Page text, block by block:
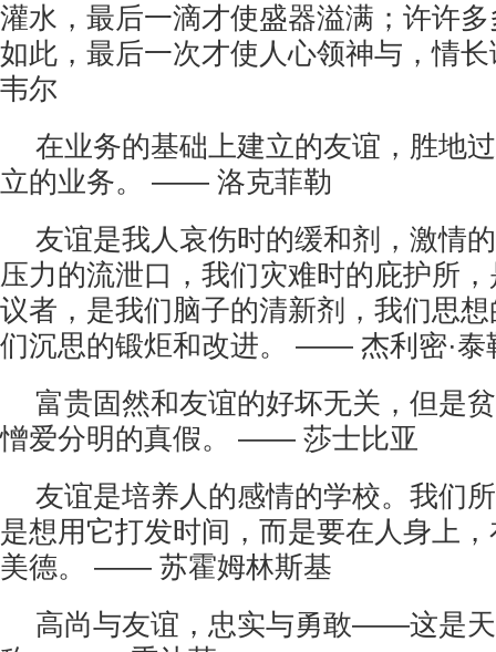
灌水，最后一滴才使盛器溢满；许许
如此，最后一次才使人心领神与，情
韦尔
在业务的基础上建立的友谊，胜地
立的业务。 —— 洛克菲勒
友谊是我人哀伤时的缓和剂，激情
压力的流泄口，我们灾难时的庇护所
议者，是我们脑子的清新剂，我们思
们沉思的锻炬和改进。 —— 杰利密·泰
富贵固然和友谊的好坏无关，但是
憎爱分明的真假。 —— 莎士比亚
友谊是培养人的感情的学校。我们
是想用它打发时间，而是要在人身上
美德。 —— 苏霍姆林斯基
高尚与友谊，忠实与勇敢——这是